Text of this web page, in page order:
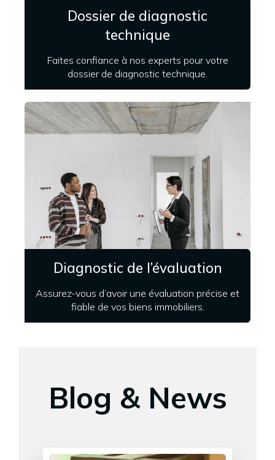
Dossier de diagnostic
technique
Faites confiance à nos experts pour votre
dossier de diagnostic technique.
Diagnostic de l’évaluation
Assurez-vous d’avoir une évaluation précise et
fiable de vos biens immobiliers.
Blog & News